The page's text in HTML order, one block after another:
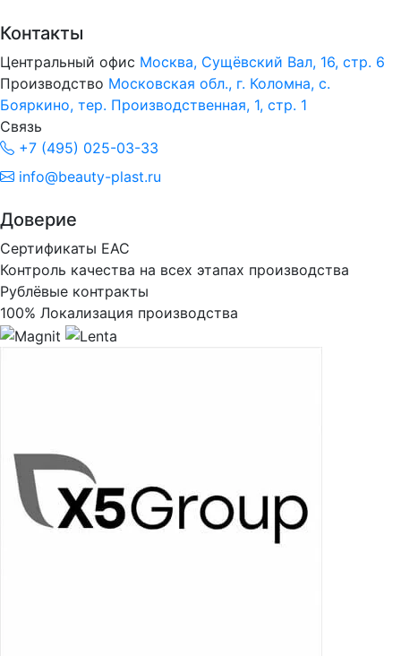
Контакты
Центральный офис Москва, Сущёвский Вал, 16, стр. 6
Производство Московская обл., г. Коломна, с.
Бояркино, тер. Производственная, 1, стр. 1
Связь
+7 (495) 025-03-33
info@beauty-plast.ru
Доверие
Сертификаты ЕАС
Контроль качества на всех этапах производства
Рублёвые контракты
100% Локализация производства